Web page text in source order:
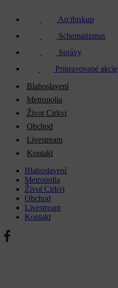
Arcibiskup
Schematizmus
Správy
Pripravované akcie
Blahoslavení
Metropolia
Život Cirkvi
Obchod
Livestream
Kontakt
Blahoslavení
Metropolia
Život Cirkvi
Obchod
Livestream
Kontakt